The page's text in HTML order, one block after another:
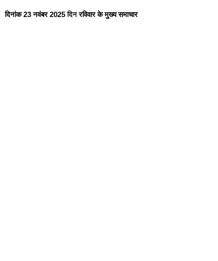
दिनांक 23 नवंबर 2025दिनरविवार के मुख्य समाचार